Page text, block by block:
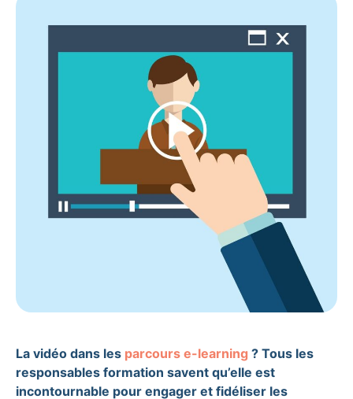
La vidéo dans les parcours e-learning ? Tous les
responsables formation savent qu’elle est
incontournable pour engager et fidéliser les